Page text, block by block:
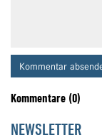
Kommentar
Kommentare (0)
NEWSLETTER